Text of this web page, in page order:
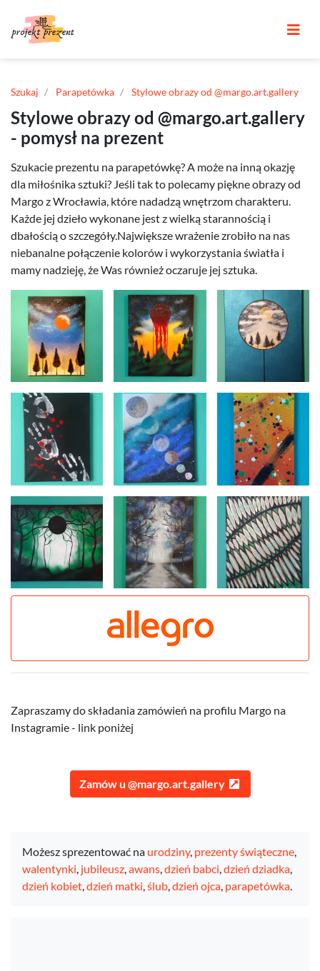
Szukaj Parapetówka Stylowe obrazy od @margo.art.gallery
Stylowe obrazy od @margo.art.gallery
- pomysł na prezent
Szukacie prezentu na parapetówkę? A może na inną okazję
dla miłośnika sztuki? Jeśli tak to polecamy piękne obrazy od
Margo z Wrocławia, które nadadzą wnętrzom charakteru.
Każde jej dzieło wykonane jest z wielką starannością i
dbałością o szczegóły.Największe wrażenie zrobiło na nas
niebanalne połączenie kolorów i wykorzystania światła i
mamy nadzieję, że Was również oczaruje jej sztuka.
Zapraszamy do składania zamówień na profilu Margo na
Instagramie - link poniżej
Zamów u @margo.art.gallery
Możesz sprezentować na urodziny, prezenty świąteczne,
walentynki, jubileusz,awans,dzień babci,dzień dziadka,
dzień kobiet,dzień matki,ślub,dzień ojca, parapetówka.